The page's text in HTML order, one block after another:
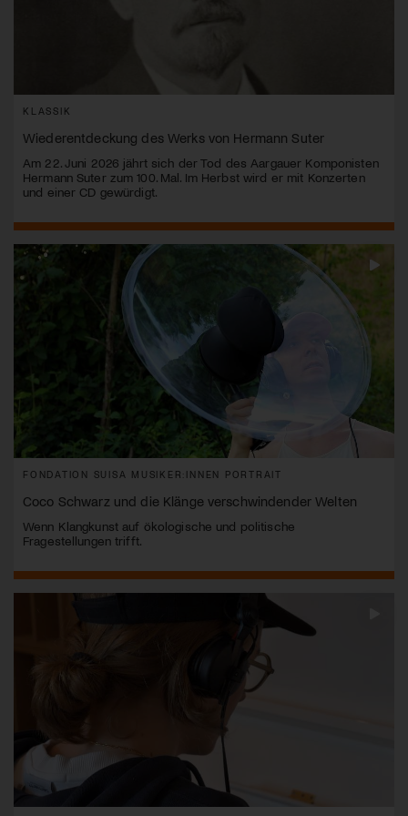
KLASSIK
Wiederentdeckung des Werks von Hermann Suter
Am 22. Juni 2026 jährt sich der Tod des Aargauer Komponisten
Hermann Suter zum 100. Mal. Im Herbst wird er mit Konzerten
und einer CD gewürdigt.
FONDATION SUISA MUSIKER:INNEN PORTRAIT
Coco Schwarz und die Klänge verschwindender Welten
Wenn Klangkunst auf ökologische und politische
Fragestellungen trifft.